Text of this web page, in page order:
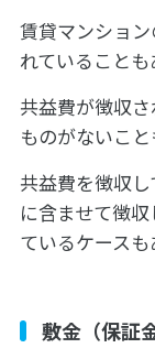
賃貸マンショ
れていることも
共益費が徴収
ものがないこと
共益費を徴収
に含ませて徴
ているケースも
敷金（保証金